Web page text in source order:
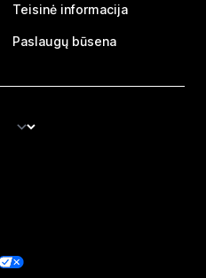
Teisinė informacija
Paslaugų būsena